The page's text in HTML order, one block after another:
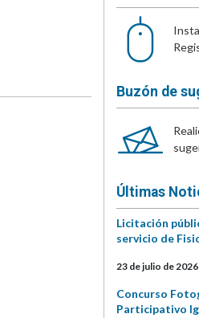
Buzón de
Últimas
Licitación
servicio de
23 de julio de 2026
Concurso
Participativo